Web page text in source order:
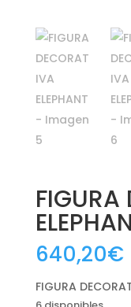
FIGURA
640,20€
FIGURA